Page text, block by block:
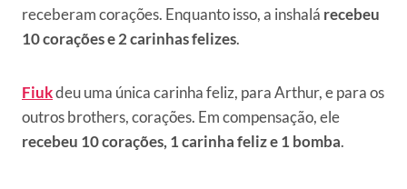
receberam corações. Enquanto isso, a inshalá recebeu
10 corações e 2 carinhas felizes.
Fiukdeu uma única carinha feliz, para Arthur, e para os
outros brothers, corações. Em compensação, ele
recebeu 10 corações, 1 carinha feliz e 1 bomba.